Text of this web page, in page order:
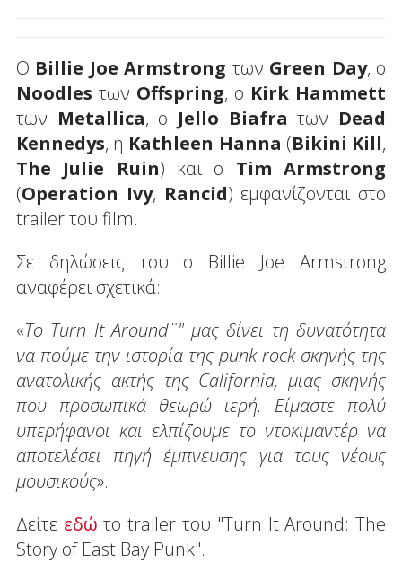
Ο Billie Joe Armstrong των Green Day, ο
Noodles των Offspring, ο Kirk Hammett
των Metallica, ο Jello Biafra των Dead
Kennedys, η Kathleen Hanna (Bikini Kill,
The Julie Ruin) και ο Tim Armstrong
(Operation Ivy, Rancid) εμφανίζονται στο
trailer του film.
Σε δηλώσεις του ο Billie Joe Armstrong
αναφέρει σχετικά:
«Το Turn It Around¨" μας δίνει τη δυνατότητα
να πούμε την ιστορία της punk rock σκηνής της
ανατολικής ακτής της California, μιας σκηνής
που προσωπικά θεωρώ ιερή. Είμαστε πολύ
υπερήφανοι και ελπίζουμε το ντοκιμαντέρ να
αποτελέσει πηγή έμπνευσης για τους νέους
μουσικούς».
Δείτε εδώ το trailer του "Turn It Around: The
Story of East Bay Punk".